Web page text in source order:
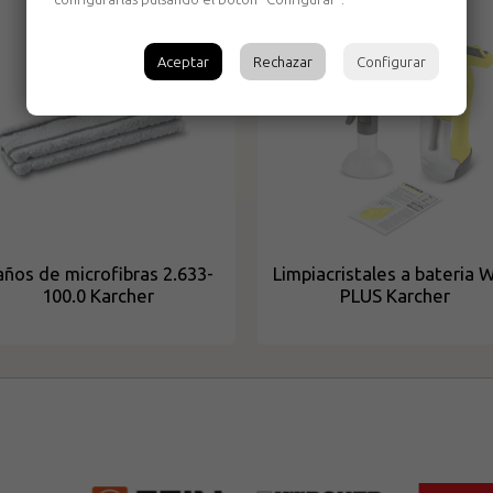
de microfibras 2.633-
100.0 Karcher
Limpiacristales a bateria
PLUS Karcher
Aceptar Rechazar Configurar